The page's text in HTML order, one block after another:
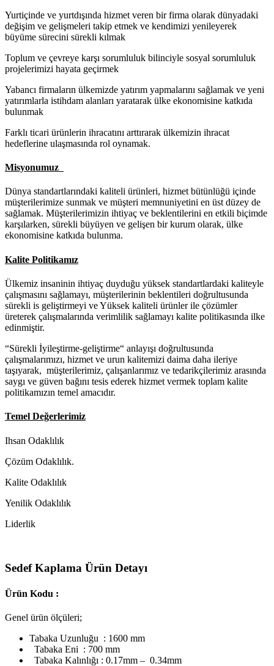
Yurtiçinde ve yurtdışında hizmet veren bir firma olarak dünyadaki
değişim ve gelişmeleri takip etmek ve kendimizi yenileyerek
büyüme sürecini sürekli kılmak
Toplum ve çevreye karşı sorumluluk bilinciyle sosyal sorumluluk
projelerimizi hayata geçirmek
Yabancı firmaların ülkemizde yatırım yapmalarını sağlamak ve yeni
yatırımlarla istihdam alanları yaratarak ülke ekonomisine katkıda
bulunmak
Farklı ticari ürünlerin ihracatını arttırarak ülkemizin ihracat
hedeflerine ulaşmasında rol oynamak.
Misyonumuz
Dünya standartlarındaki kaliteli ürünleri, hizmet bütünlüğü içinde
müşterilerimize sunmak ve müşteri memnuniyetini en üst düzey de
sağlamak. Müşterilerimizin ihtiyaç ve beklentilerini en etkili biçimde
karşılarken, sürekli büyüyen ve gelişen bir kurum olarak, ülke
ekonomisine katkıda bulunma.
Kalite Politikamız
Ülkemiz insaninin ihtiyaç duyduğu yüksek standartlardaki kaliteyle
çalışmasını sağlamayı, müşterilerinin beklentileri doğrultusunda
sürekli is geliştirmeyi ve Yüksek kaliteli ürünler ile çözümler
üreterek çalışmalarında verimlilik sağlamayı kalite politikasında ilke
edinmiştir.
“Sürekli İyileştirme-geliştirme“ anlayışı doğrultusunda
çalışmalarımızı, hizmet ve urun kalitemizi daima daha ileriye
taşıyarak, müşterilerimiz, çalışanlarımız ve tedarikçilerimiz arasında
saygı ve güven bağını tesis ederek hizmet vermek toplam kalite
politikamızın temel amacıdır.
Temel Değerlerimiz
Ihsan Odaklılık
Çözüm Odaklılık.
Kalite Odaklılık
Yenilik Odaklılık
Liderlik
Sedef Kaplama Ürün Detayı
Ürün Kodu :
Genel ürün ölçüleri;
Tabaka Uzunluğu : 1600 mm
Tabaka Eni : 700 mm
Tabaka Kalınlığı : 0.17mm – 0.34mm